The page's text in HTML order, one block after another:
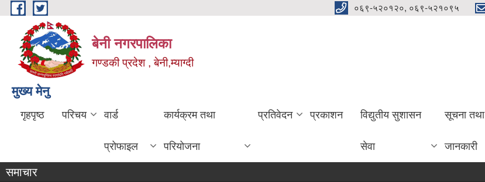
Skip to main content ०६९-५२०१२०, ०६९-५२१०९५
बेनी नगरपालिका
गण्डकी प्रदेश , बेनी,म्याग्दी
मुख्य मेनु
गृहपृष्ठ परिचय वार्ड
प्रोफाइल
कार्यक्रम तथा
परियोजना
प्रतिवेदन प्रकाशन विद्युतीय सुशासन
सेवा
सूचना तथा
जानकारी
समाचार